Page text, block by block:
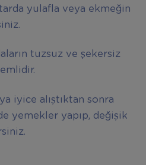
yulafla veya ekmeğin
tuzsuz ve şekersiz
iyice alıştıktan sonra
yemekler yapıp, değişik